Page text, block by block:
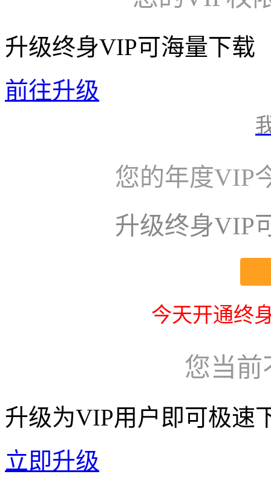
升级终身VIP可海量下载
前往升级
您的年度VIP
升级终身VIP
今天开通终
您当前
升级为VIP用户即可极速
立即升级